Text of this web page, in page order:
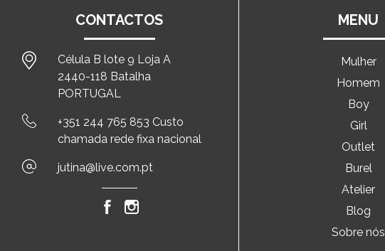
CONTACTOS
Célula B lote 9 Loja A
2440-118 Batalha
PORTUGAL
+351 244 765 853 Custo
chamada rede fixa nacional
jutina@live.com.pt
MENU
Mulher
Homem
Boy
Girl
Outlet
Burel
Atelier
Blog
Sobre nós